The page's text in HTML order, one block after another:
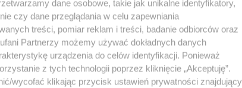
wyborczej PO jest
Jolanta Hibner.
dane osobowe, takie jak unikalne identyfikatory,
czy dane przeglądania w celu zapewniania
treści, pomiar reklam i treści, badanie odbiorców oraz
Partnerzy możemy używać dokładnych danych
urządzenia do celów identyfikacji. Ponieważ
z tych technologii poprzez kliknięcie „Akceptuję”.
wycofać klikając przycisk ustawień prywatności znajdujący